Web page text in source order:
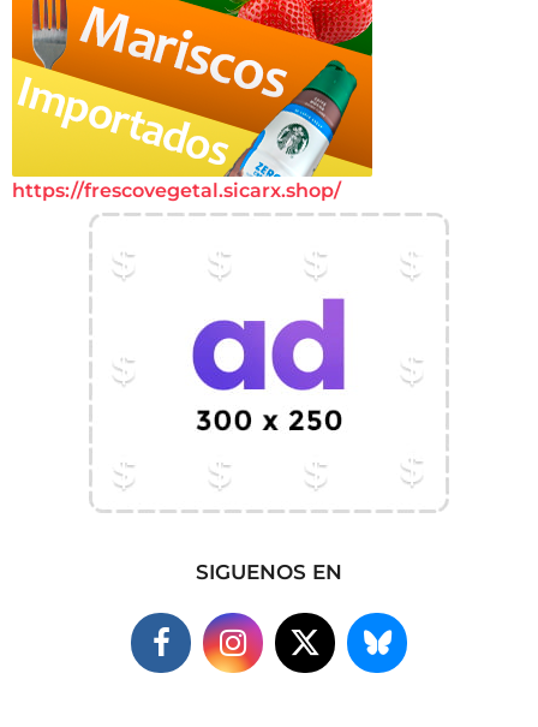
https://frescovegetal.sicarx.shop/
SIGUENOS EN